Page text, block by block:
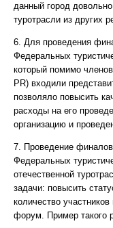
данный город
туротрасли из других
6. Для проведения
Федеральных
который помимо
PR) входили
позволяло повысить
расходы на его
организацию и
7. Проведение
Федеральных
отечественной
задачи: повысить
количество
форум. Пример такого